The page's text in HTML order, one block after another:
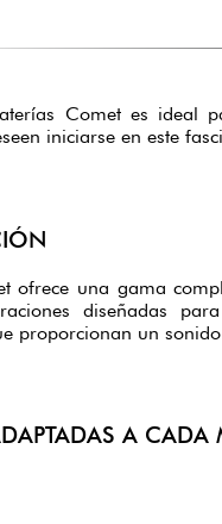
Comet es ideal
iniciarse en este
ofrece una gama
diseñadas
proporcionan un
A CADA